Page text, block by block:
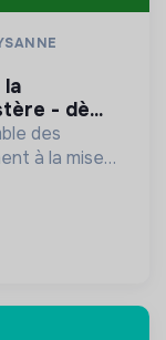
la
- dè...
des
à la mise